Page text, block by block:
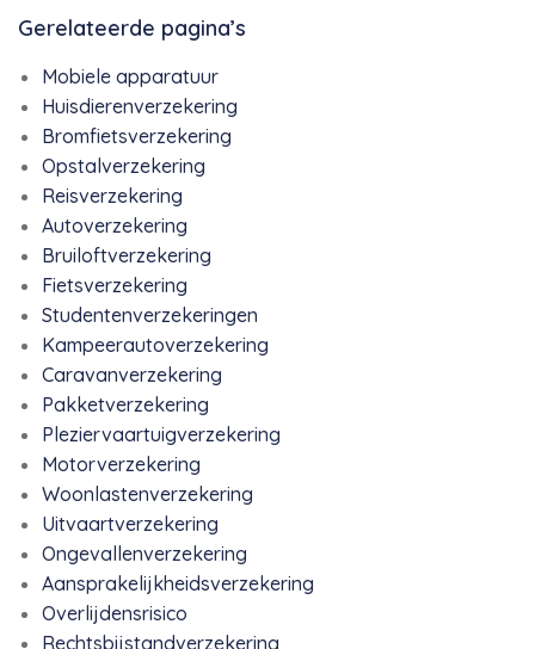
Gerelateerde pagina’s
Mobiele apparatuur
Huisdierenverzekering
Bromfietsverzekering
Opstalverzekering
Reisverzekering
Autoverzekering
Bruiloftverzekering
Fietsverzekering
Studentenverzekeringen
Kampeerautoverzekering
Caravanverzekering
Pakketverzekering
Pleziervaartuigverzekering
Motorverzekering
Woonlastenverzekering
Uitvaartverzekering
Ongevallenverzekering
Aansprakelijkheidsverzekering
Overlijdensrisico
Rechtsbijstandverzekering